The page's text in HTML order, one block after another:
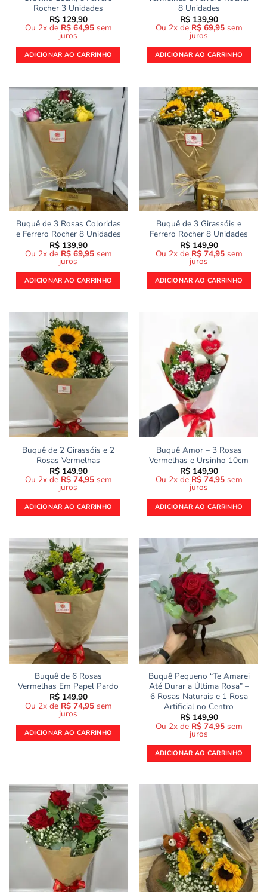
Rocher 3 Unidades
R$129,90
Ou 2x de R$64,95 sem
juros
ADICIONAR AO CARRINHO
8 Unidades
R$139,90
Ou 2x de R$69,95 sem
juros
ADICIONAR AO CARRINHO
Buquê de 3 Rosas Coloridas
e Ferrero Rocher 8 Unidades
R$139,90
Ou 2x de R$69,95 sem
juros
ADICIONAR AO CARRINHO
Buquê de 3 Girassóis e
Ferrero Rocher 8 Unidades
R$149,90
Ou 2x de R$74,95 sem
juros
ADICIONAR AO CARRINHO
Buquê de 2 Girassóis e 2
Rosas Vermelhas
R$149,90
Ou 2x de R$74,95 sem
juros
ADICIONAR AO CARRINHO
Buquê Amor – 3 Rosas
Vermelhas e Ursinho 10cm
R$149,90
Ou 2x de R$74,95 sem
juros
ADICIONAR AO CARRINHO
Buquê de 6 Rosas
Vermelhas Em Papel Pardo
R$149,90
Ou 2x de R$74,95 sem
juros
ADICIONAR AO CARRINHO
Buquê Pequeno “Te Amarei
Até Durar a Última Rosa” –
6 Rosas Naturais e 1 Rosa
Artificial no Centro
R$149,90
Ou 2x de R$74,95 sem
juros
ADICIONAR AO CARRINHO